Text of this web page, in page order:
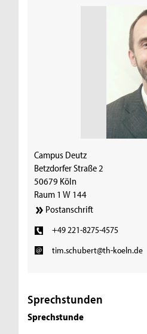
Campus Deutz
Betzdorfer Straße 2
50679 Köln
Raum 1 W 144
Postanschrift
+49 221-8275-4575
tim.schubert@th-koeln.de
Sprechstunden
Sprechstunde